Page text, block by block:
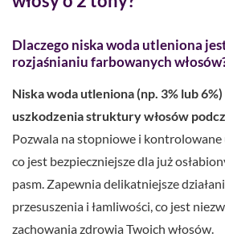
Dlaczego niska woda utleniona
rozjaśnianiu farbowanych
Niska woda utleniona (np. 3% lub
uszkodzenia struktury włosów
Pozwala na stopniowe i
co jest bezpieczniejsze dla już
pasm. Zapewnia delikatniejsze
przesuszenia i łamliwości, co jest
zachowania zdrowia Twoich włosów.